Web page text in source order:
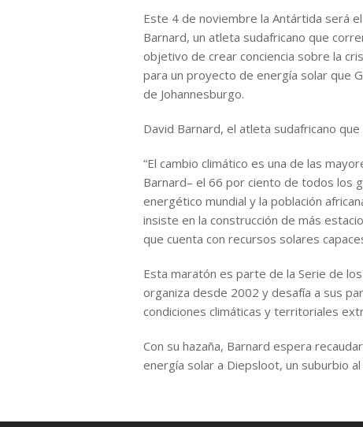
Este 4 de noviembre la Antártida será
Barnard, un atleta sudafricano que
objetivo de crear conciencia sobre la
para un proyecto de energía solar que
de Johannesburgo.
David Barnard, el atleta sudafricano
“El cambio climático es una de las
Barnard– el 66 por ciento de todos los
energético mundial y la población
insiste en la construcción de más
que cuenta con recursos solares
Esta maratón es parte de la Serie de
organiza desde 2002 y desafía a sus
condiciones climáticas y territoriales
Con su hazaña, Barnard espera
energía solar a Diepsloot, un suburbio